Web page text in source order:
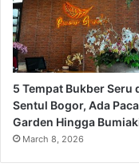
5 Tempat Bukber Seru
Sentul Bogor, Ada
Garden Hingga
March 8, 2026